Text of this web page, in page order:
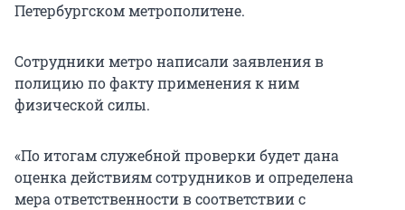
Петербургском метрополитене.
Сотрудники метро написали заявления в
полицию по факту применения к ним
физической силы.
«По итогам служебной проверки будет дана
оценка действиям сотрудников и определена
мера ответственности в соответствии с